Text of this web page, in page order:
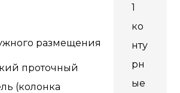
размещения
проточный
(колонка
1
ко
нту
рн
ые